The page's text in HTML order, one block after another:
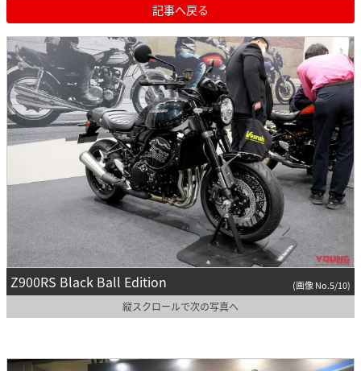
記事へ戻る
Z900RS Black Ball Edition (画像 No.5/10)
縦スクロールで次の写真へ